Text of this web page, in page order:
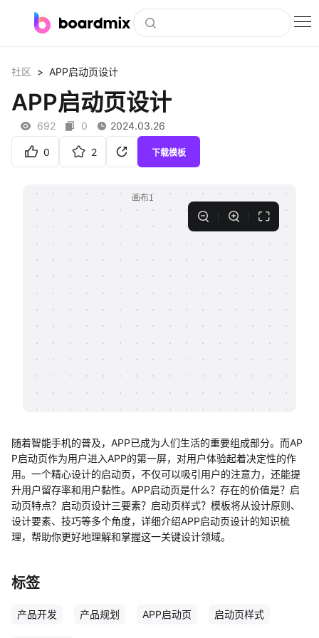
社区资源
下载
客户案例
社区 > APP启动页设计
APP启动页设计
692 0 2024.03.26
0 2 下载模板
随着智能手机的普及，APP已成为人们生活的重要组成部分。而AP
P启动页作为用户进入APP的第一屏，对用户体验起着决定性的作
用。一个精心设计的启动页，不仅可以吸引用户的注意力，还能提
升用户留存率和用户黏性。APP启动页是什么？存在的价值是？启
动页特点？启动页设计三要素？启动页样式？模板将从设计原则、
设计要素、技巧等多个角度，详细介绍APP启动页设计的知识梳
理，帮助你更好地理解和掌握这一关键设计领域。
标签
产品开发 产品规划 APP启动页 启动页样式